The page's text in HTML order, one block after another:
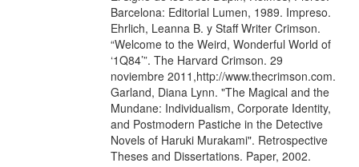
Barcelona: Editorial Lumen, 1989. Impreso.
Ehrlich, Leanna B. y Staff Writer Crimson.
“Welcome to the Weird, Wonderful World of
‘1Q84’”. The Harvard Crimson. 29
noviembre 2011,http://www.thecrimson.com.
Garland, Diana Lynn. "The Magical and the
Mundane: Individualism, Corporate Identity,
and Postmodern Pastiche in the Detective
Novels of Haruki Murakami". Retrospective
Theses and Dissertations. Paper, 2002.